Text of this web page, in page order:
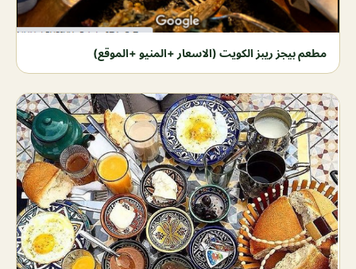
مطعم بيجز ريبز الكويت (الاسعار +المنيو +الموقع)